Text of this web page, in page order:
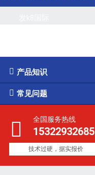
 产品知识
 常见问题
全国服务热线
15322932685
技术过硬，据实报价